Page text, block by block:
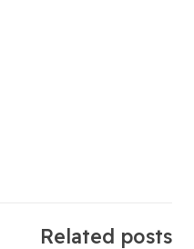
Related posts